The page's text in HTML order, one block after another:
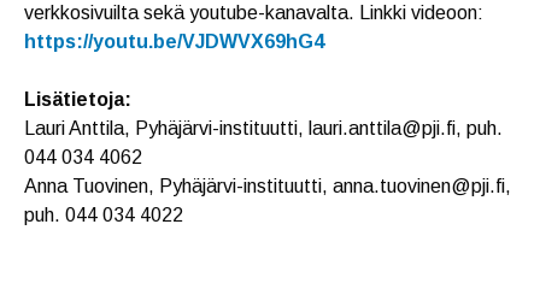
verkkosivuilta sekä youtube-kanavalta. Linkki videoon:
https://youtu.be/VJDWVX69hG4
Lisätietoja:
Lauri Anttila, Pyhäjärvi-instituutti, lauri.anttila@pji.fi, puh.
044 034 4062
Anna Tuovinen, Pyhäjärvi-instituutti, anna.tuovinen@pji.fi,
puh. 044 034 4022